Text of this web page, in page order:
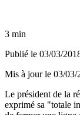
3 min
Publié le 03/03/
Mis à jour le 03/03/
Le président de la
exprimé sa "totale